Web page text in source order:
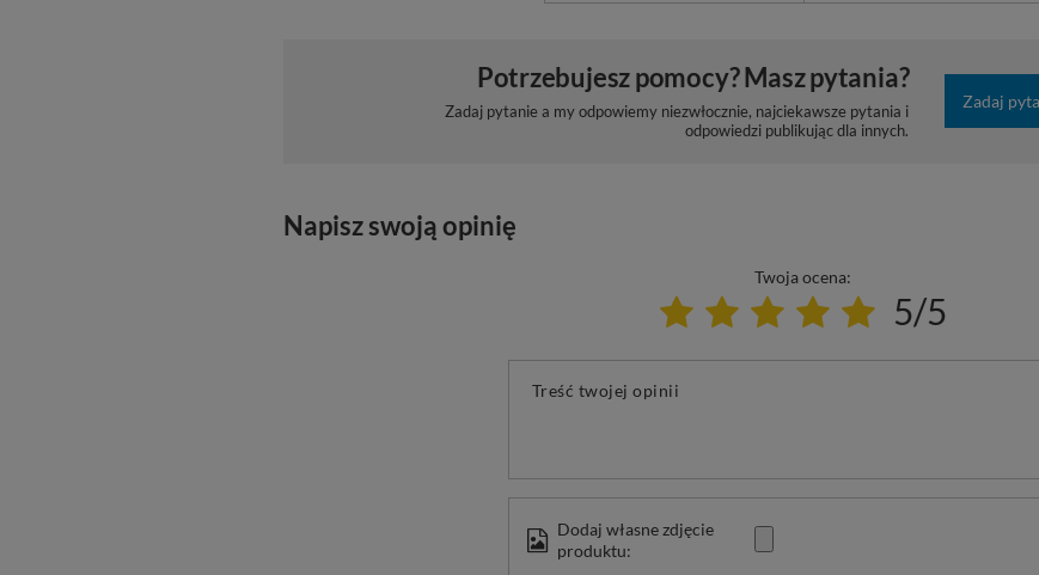
Potrzebujesz pomocy? Masz pytania?
Zadaj pytanie a my odpowiemy niezwłocznie, najciekawsze pytania i
odpowiedzi publikując dla innych.
Zadaj
Napisz swoją opinię
Twoja ocena:
5/5
Treść twojej opinii
Dodaj własne zdjęcie
produktu: